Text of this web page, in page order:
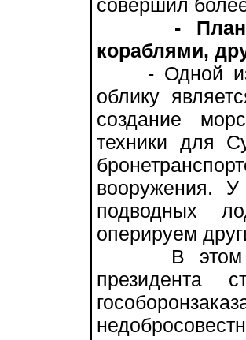
совершил
-
кораблями,
- Одной из
облику
создание
техники для
вооружения.
подводных
оперируем
В этом
президента